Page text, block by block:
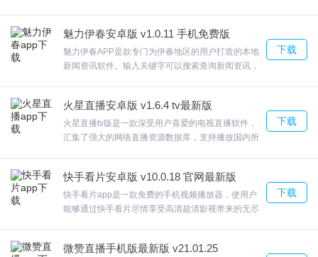
开发商：英特布尔(北京)科技有限公司
修复已知bug
珑满目的各式综艺，甚至有更新四五百期的都有。让
你轻轻松松的追韩剧；韩剧迷app人气韩星博客随手
看，追星好轻松!，欢迎来合众软件园下载体验。
魅力伊春安卓版 v1.0.11 手机免费版
魅力伊春APP是款专门为伊春地区的用户打造的本地
新闻资讯软件。输入关键字可以搜索查询新闻资讯，
面为你呈现全新伊春；通过以发布广播电视台节目为
核心，通过电视直播方式带你走进全新智慧伊春；为
伊春本土市民生活带来了便利；欢迎来合众软件园下
下载
火星直播安卓版 v1.6.4 tv最新版
火星直播tv版是一款深受用户喜爱的电视直播软件，
汇集了强大的网络直播资源数据库，支持播放国内所
能电视，安卓盒子，安卓手机，安卓平板等设备。
下载
快手看片安卓版 v10.0.18 官网最新版
快手看片app是一款免费的手机视频播放器，使用户
能够通过快手看片尽情享受高清超清影视带来的无尽
用手机看片的网友们可以下载来试试。
下载
微赞直播手机版最新版 v21.01.25